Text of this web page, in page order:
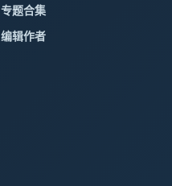
专题合集
编辑作者